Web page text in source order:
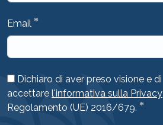
Email *
Dichiaro di aver preso visione e di
accettare l'informativa sulla Privacy
Regolamento (UE) 2016/679. *